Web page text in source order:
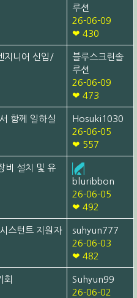
루션
26-06-09
❤ 430
지니어 신입/
블루스크린솔
루션
26-06-09
❤ 473
함께 일하실
Hosuki1030
26-06-05
❤ 557
비 설치 및 유
bluribbon
26-06-05
❤ 492
스턴트 지원자
suhyun777
26-06-03
❤ 482
회
Suhyun99
26-06-02